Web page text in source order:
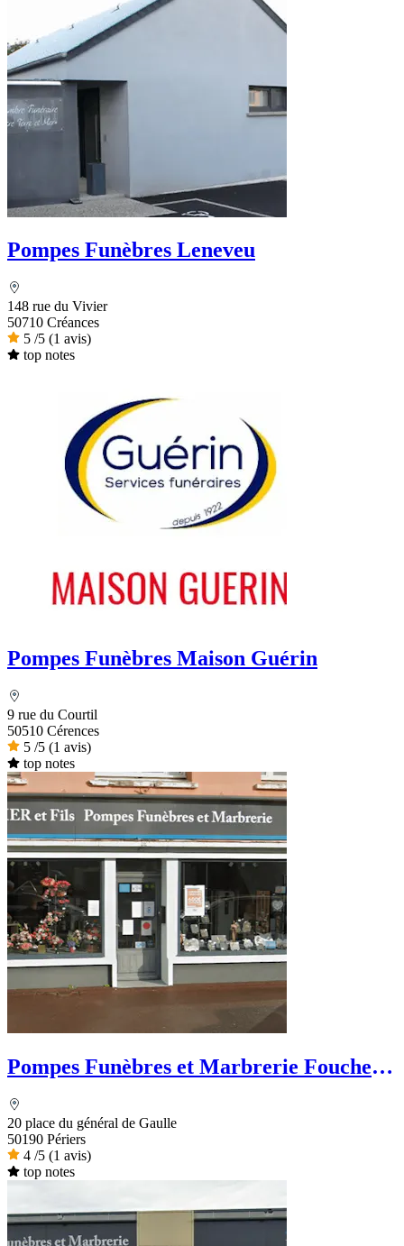
Pompes Funèbres Leneveu
148 rue du Vivier
50710 Créances
5 /5 (1 avis)
top notes
Pompes Funèbres Maison Guérin
9 rue du Courtil
50510 Cérences
5 /5 (1 avis)
top notes
Pompes Funèbres et Marbrerie Foucher
20 place du général de Gaulle
50190 Périers
4 /5 (1 avis)
top notes